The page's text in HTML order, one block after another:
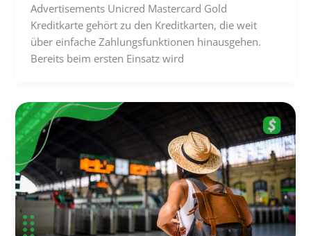
Advertisements Unicred Mastercard Gold
Kreditkarte gehört zu den Kreditkarten, die weit
über einfache Zahlungsfunktionen hinausgehen.
Bereits beim ersten Einsatz wird